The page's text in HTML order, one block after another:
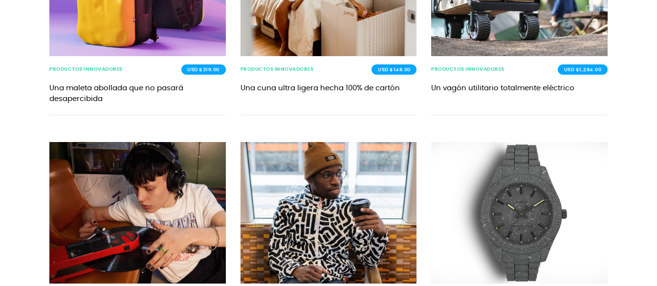
PRODUCTOS INNOVADORES USD $316.00
Una maleta abollada que no pasará
desapercibida
PRODUCTOS INNOVADORES USD $148.00
Una cuna ultra ligera hecha 100% de cartón
PRODUCTOS INNOVADORES USD $1,284.00
Un vagón utilitario totalmente eléctrico